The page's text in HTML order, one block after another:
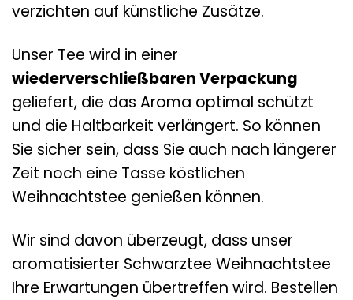
verzichten auf künstliche Zusätze.
Unser Tee wird in einer
wiederverschließbaren Verpackung
geliefert, die das Aroma optimal schützt
und die Haltbarkeit verlängert. So können
Sie sicher sein, dass Sie auch nach längerer
Zeit noch eine Tasse köstlichen
Weihnachtstee genießen können.
Wir sind davon überzeugt, dass unser
aromatisierter Schwarztee Weihnachtstee
Ihre Erwartungen übertreffen wird. Bestellen